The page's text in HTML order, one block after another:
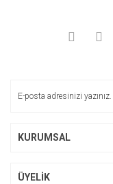
KURUMSAL
ÜYELİK